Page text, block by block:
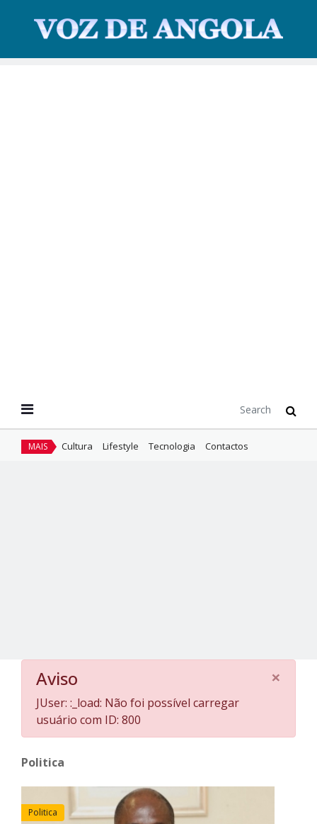
MAIS Cultura Lifestyle Tecnologia Contactos
×
Aviso
JUser: :_load: Não foi possível carregar
usuário com ID: 800
Politica
Politica